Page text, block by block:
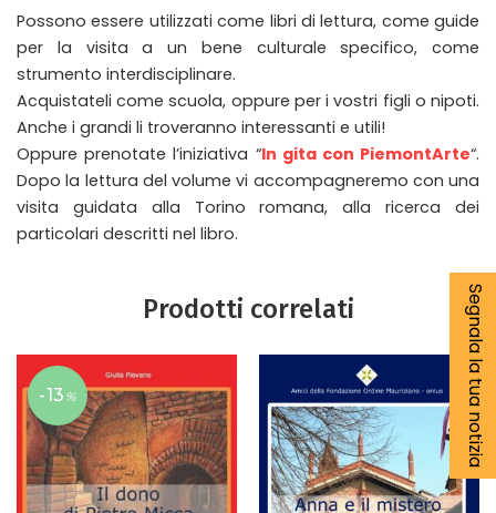
Possono essere utilizzati come libri di lettura, come guide
per la visita a un bene culturale specifico, come
strumento interdisciplinare.
Acquistateli come scuola, oppure per i vostri figli o nipoti.
Anche i grandi li troveranno interessanti e utili!
Oppure prenotate l’iniziativa “In gita con PiemontArte“.
Dopo la lettura del volume vi accompagneremo con una
visita guidata alla Torino romana, alla ricerca dei
particolari descritti nel libro.
Prodotti correlati
-13 % Segnala la tua notizia